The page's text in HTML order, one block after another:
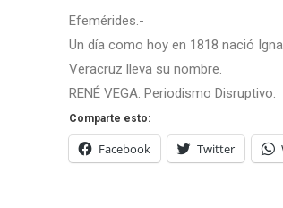
Efemérides.-
Un día como hoy en 1818 nació
Veracruz lleva su nombre.
RENÉ VEGA: Periodismo Disruptivo.
Comparte esto:
Facebook Twitter